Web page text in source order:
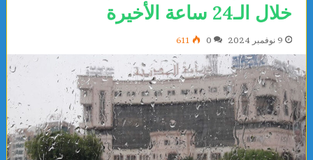
خلال الـ24 ساعة الأخيرة
9 نوفمبر 2024 0
611